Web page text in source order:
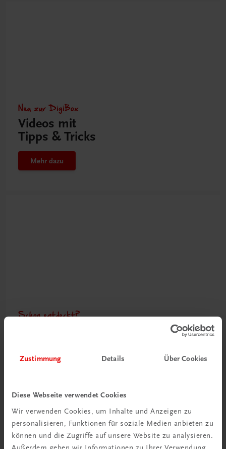
Zustimmung Details Über Cookies
Diese Webseite verwendet Cookies
Wir verwenden Cookies, um Inhalte und Anzeigen zu
personalisieren, Funktionen für soziale Medien anbieten zu
können und die Zugriffe auf unsere Website zu analysieren.
Neu zur DigiBox
Videos mit
Tipps & Tricks
Mehr dazu
Schon entdeckt?
Mehr dazu